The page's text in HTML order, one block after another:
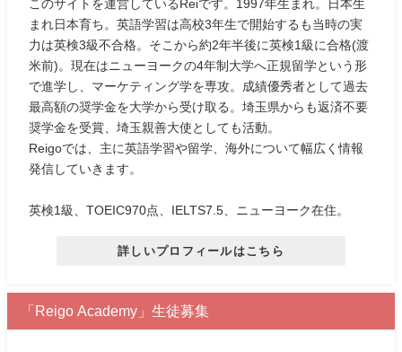
このサイトを運営しているReiです。1997年生まれ。日本生
まれ日本育ち。英語学習は高校3年生で開始するも当時の実
力は英検3級不合格。そこから約2年半後に英検1級に合格(渡
米前)。現在はニューヨークの4年制大学へ正規留学という形
で進学し、マーケティング学を専攻。成績優秀者として過去
最高額の奨学金を大学から受け取る。埼玉県からも返済不要
奨学金を受賞、埼玉親善大使としても活動。
Reigoでは、主に英語学習や留学、海外について幅広く情報
発信していきます。
英検1級、TOEIC970点、IELTS7.5、ニューヨーク在住。
詳しいプロフィールはこちら
「Reigo Academy」生徒募集